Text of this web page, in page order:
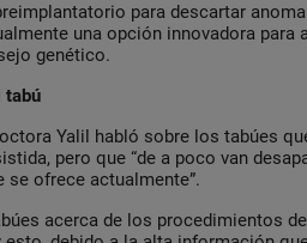
para descartar
una opción innovadora para
genético.
tabú
Yalil habló sobre los tabúes
pero que “de a poco van
se ofrece actualmente”.
acerca de los procedimientos